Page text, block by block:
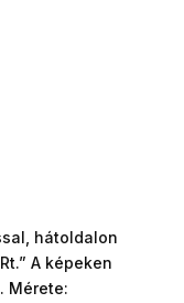
hátoldalon
A képeken
Mérete: